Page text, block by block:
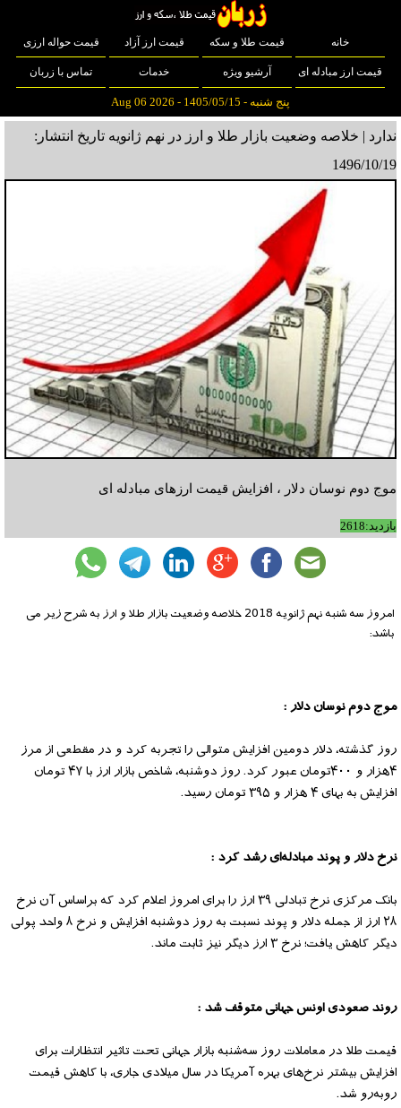
خانه قیمت طلا و سکه قیمت ارز آزاد قیمت حواله ارزی
قیمت ارز مبادله ای آرشیو ویژه خدمات تماس با زربان
پنج شنبه - 1405/05/15 - Aug 06 2026
ندارد | خلاصه وضعیت بازار طلا و ارز در نهم ژانویه تاریخ انتشار:
1496/10/19
موج دوم نوسان دلار ، افزایش قیمت ارزهای مبادله ای
بازدید:2618
امروز سه شنبه نهم ژانویه 2018 خلاصه وضعیت بازار طلا و ارز به شرح زیر می
باشد:
موج دوم نوسان دلار :
روز گذشته، دلار دومین افزایش متوالی را تجربه کرد و در مقطعی از مرز
۴هزار و ۴۰۰تومان عبور کرد. روز دوشنبه، شاخص بازار ارز با ۴۷ تومان
افزایش به بهای ۴ هزار و ۳۹۵ تومان رسید.
نرخ دلار و پوند مبادله‌ای رشد کرد :
بانک مرکزی نرخ تبادلی ۳۹ ارز را برای امروز اعلام کرد که براساس آن نرخ
۲۸ ارز از جمله دلار و پوند نسبت به روز دوشنبه افزایش و نرخ ۸ واحد پولی
دیگر کاهش یافت؛ نرخ ۳ ارز دیگر نیز ثابت ماند.
روند صعودی اونس جهانی متوقف شد :
قیمت طلا در معاملات روز سه‌شنبه بازار جهانی تحت تاثیر انتظارات برای
افزایش بیشتر نرخ‌های بهره آمریکا در سال میلادی جاری، با کاهش قیمت
روبه‌رو شد.